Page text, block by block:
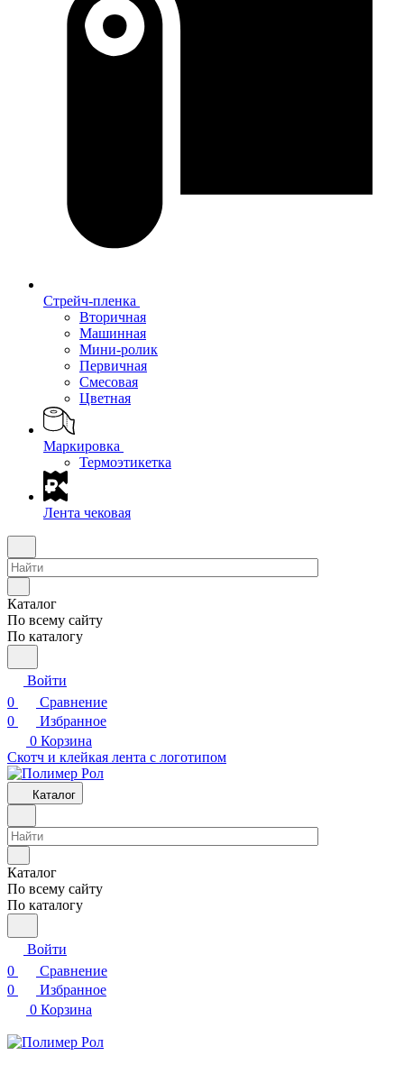
Стрейч-пленка
Вторичная
Машинная
Мини-ролик
Первичная
Смесовая
Цветная
Маркировка
Термоэтикетка
Лента чековая
Каталог
По всему сайту
По каталогу
Войти
0
Сравнение
0
Избранное
0 Корзина
Скотч и клейкая лента с логотипом
Каталог
Каталог
По всему сайту
По каталогу
Войти
0
Сравнение
0
Избранное
0 Корзина